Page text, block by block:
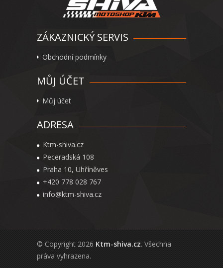
ZÁKAZNICKÝ SERVIS
Obchodní podmínky
MŮJ ÚČET
Můj účet
ADRESA
Ktm-shiva.cz
Peceradská 108
Praha 10, Uhříněves
+420 778 028 767
info@ktm-shiva.cz
© Copyright 2026 Ktm-shiva.cz. Všechna
práva vyhrazena.